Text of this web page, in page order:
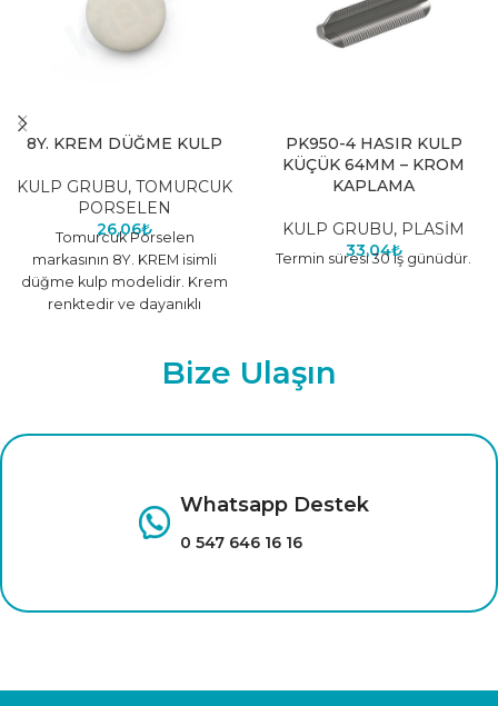
8Y. KREM DÜĞME KULP
KULP GRUBU, TOMURCUK
PORSELEN
26,06₺
Tomurcuk Porselen
markasının 8Y. KREM isimli
düğme kulp modelidir. Krem
renktedir ve dayanıklı
PK950-4 HASIR KULP
KÜÇÜK 64MM – KROM
KAPLAMA
KULP GRUBU, PLASİM
33,04₺
Termin süresi 30 iş günüdür.
Bize Ulaşın
Whatsapp Destek
0 547 646 16 16